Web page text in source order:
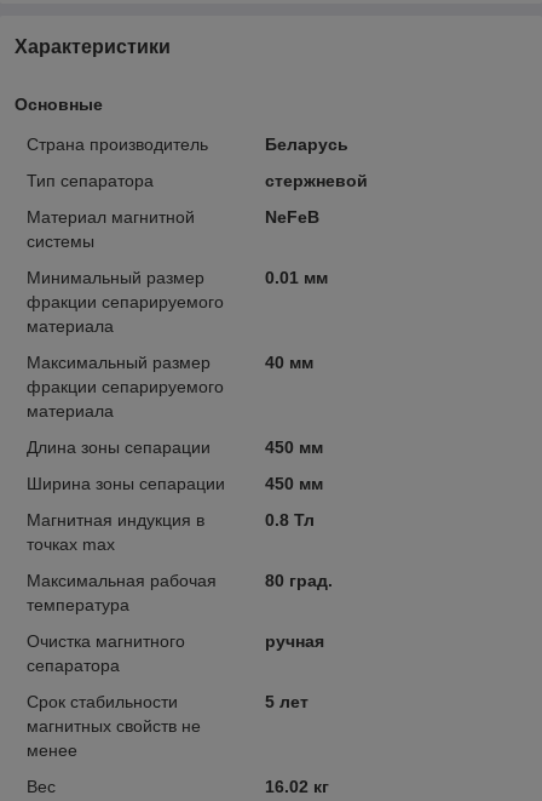
Характеристики
Основные
Страна производитель
Беларусь
Тип сепаратора
стержневой
Материал магнитной
системы
NeFeB
Минимальный размер
фракции сепарируемого
материала
0.01 мм
Максимальный размер
фракции сепарируемого
материала
40 мм
Длина зоны сепарации
450 мм
Ширина зоны сепарации
450 мм
Магнитная индукция в
точках max
0.8 Тл
Максимальная рабочая
температура
80 град.
Очистка магнитного
сепаратора
ручная
Срок стабильности
магнитных свойств не
менее
5 лет
Вес
16.02 кг